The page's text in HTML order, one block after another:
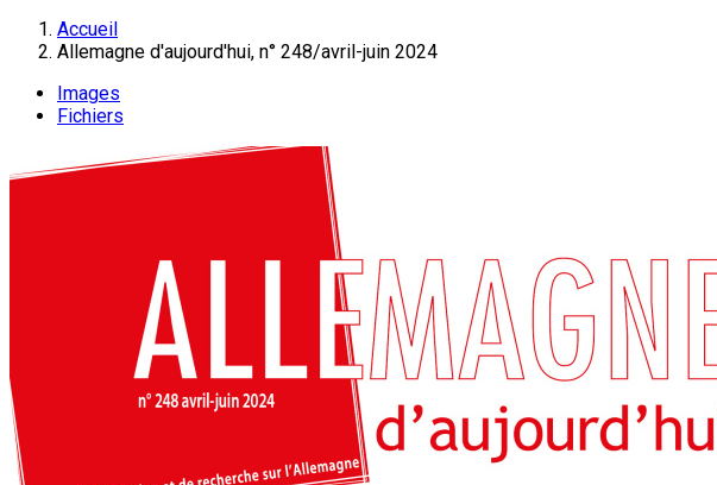
Accueil
Allemagne d'aujourd'hui, n° 248/avril-juin 2024
Images
Fichiers